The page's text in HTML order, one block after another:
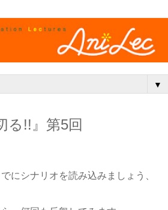
▼
る!!』第5回
にシナリオを読み込みましょう、